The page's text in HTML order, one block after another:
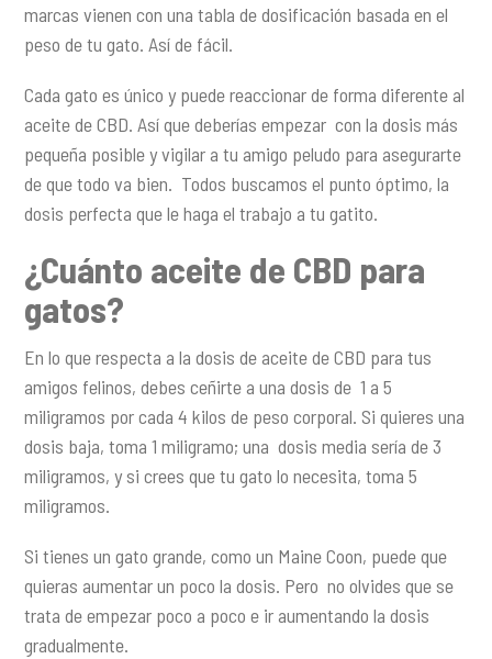
marcas vienen con una tabla de dosificación basada en el
peso de tu gato. Así de fácil.
Cada gato es único y puede reaccionar de forma diferente al
aceite de CBD. Así que deberías empezar con la dosis más
pequeña posible y vigilar a tu amigo peludo para asegurarte
de que todo va bien. Todos buscamos el punto óptimo, la
dosis perfecta que le haga el trabajo a tu gatito.
¿Cuánto aceite de CBD para
gatos?
En lo que respecta a la dosis de aceite de CBD para tus
amigos felinos, debes ceñirte a una dosis de 1 a 5
miligramos por cada 4 kilos de peso corporal. Si quieres una
dosis baja, toma 1 miligramo; una dosis media sería de 3
miligramos, y si crees que tu gato lo necesita, toma 5
miligramos.
Si tienes un gato grande, como un Maine Coon, puede que
quieras aumentar un poco la dosis. Pero no olvides que se
trata de empezar poco a poco e ir aumentando la dosis
gradualmente.